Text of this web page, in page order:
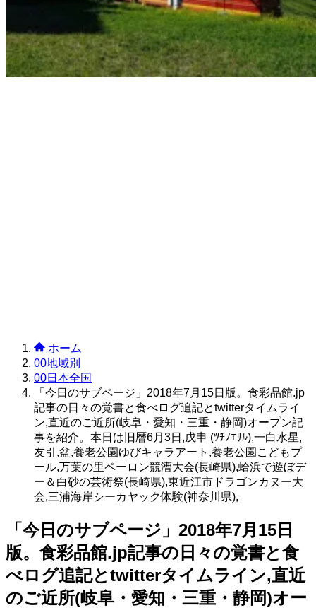
ホーム
00地域別
00日本全国
「今日のサブページ」2018年7月15日版。食彩品館.jp
記事の日々の覚書と食べログ追記とtwitterタイムライ
ン,直近のご近所(岐阜・愛知・三重・静岡)オープン記
事を紹介。本日は旧暦6月3日,戊申 (ﾂﾁﾉｴｻﾙ),一白水星,
友引,盆,養老公園ゆびキャラアート,養老公園こどもプ
ール,万葉の里ペーロン競漕大会(長崎県),蛤浜で遊ぼデ
ー＆白砂の芸術祭(長崎県),東近江市ドラゴンカヌー大
会,三浦海岸シーカヤック体験(神奈川県),
「今日のサブページ」2018年7月15日
版。食彩品館.jp記事の日々の覚書と食
べログ追記とtwitterタイムライン,直近
のご近所(岐阜・愛知・三重・静岡)オー